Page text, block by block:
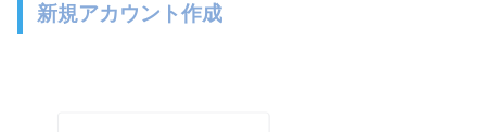
新規アカウント作成